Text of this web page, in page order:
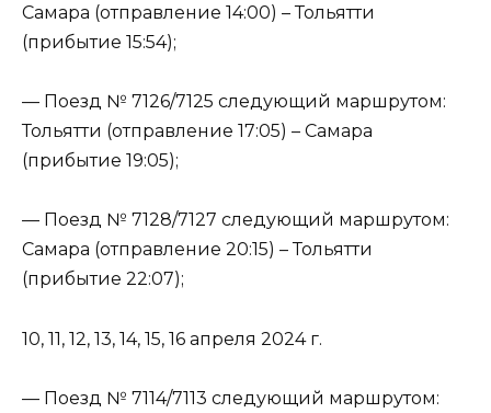
Самара (отправление 14:00) – Тольятти
(прибытие 15:54);
— Поезд № 7126/7125 следующий маршрутом:
Тольятти (отправление 17:05) – Самара
(прибытие 19:05);
— Поезд № 7128/7127 следующий маршрутом:
Самара (отправление 20:15) – Тольятти
(прибытие 22:07);
10, 11, 12, 13, 14, 15, 16 апреля 2024 г.
— Поезд № 7114/7113 следующий маршрутом: